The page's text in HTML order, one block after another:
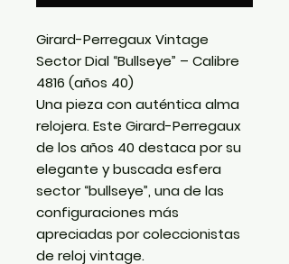
Girard-Perregaux Vintage
Sector Dial “Bullseye” – Calibre
4816 (años 40)
Una pieza con auténtica alma
relojera. Este Girard-Perregaux
de los años 40 destaca por su
elegante y buscada esfera
sector “bullseye”, una de las
configuraciones más
apreciadas por coleccionistas
de reloj vintage.